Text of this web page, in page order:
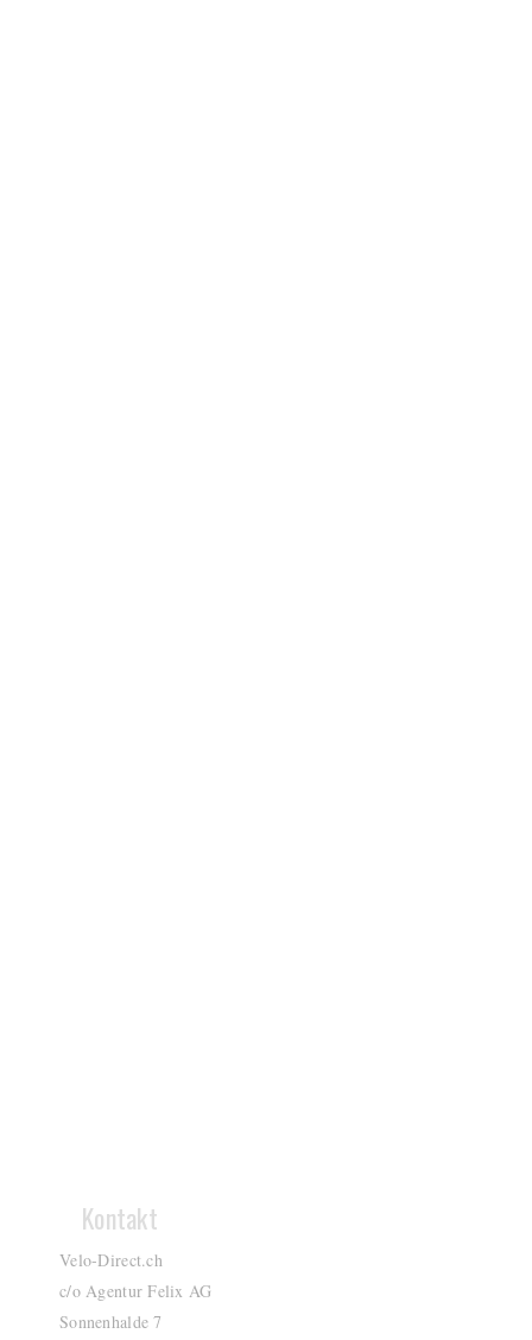
Kontakt
Velo-Direct.ch
c/o Agentur Felix AG
Sonnenhalde 7